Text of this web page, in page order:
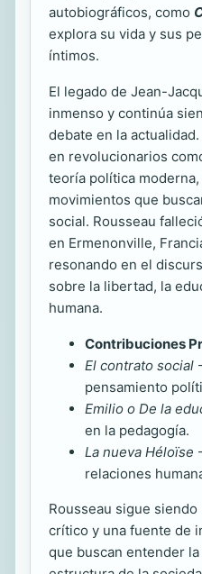
autobiográficos, como
explora su vida y sus
íntimos.
El legado de Jean-
inmenso y continúa
debate en la
en revolucionarios
teoría política
movimientos que
social. Rousseau
en Ermenonville,
resonando en el
sobre la libertad, la
humana.
Contribuciones
El contrato social
pensamiento
Emilio o De la
en la pedagogía.
La nueva Héloïse
relaciones
Rousseau sigue
crítico y una fuente de
que buscan entender